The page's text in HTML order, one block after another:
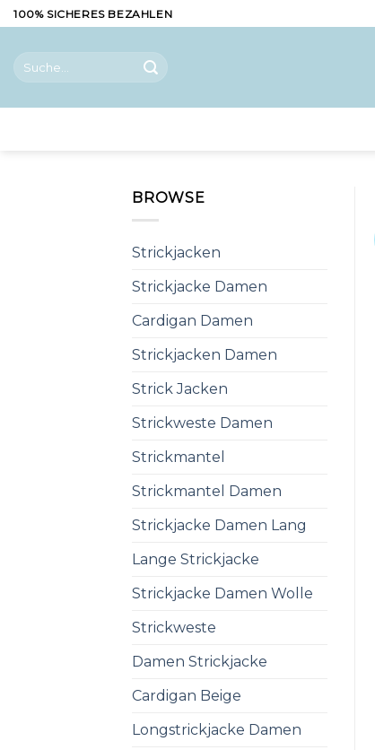
Skip
to
100% SICHERES BEZAHLEN
BROWSE
Strickjacken
Strickjacke Damen
Cardigan Damen
Strickjacken Damen
Strick Jacken
Strickweste Damen
Strickmantel
Strickmantel Damen
Strickjacke Damen Lang
Lange Strickjacke
Strickjacke Damen Wolle
Strickweste
Damen Strickjacke
Cardigan Beige
Longstrickjacke Damen